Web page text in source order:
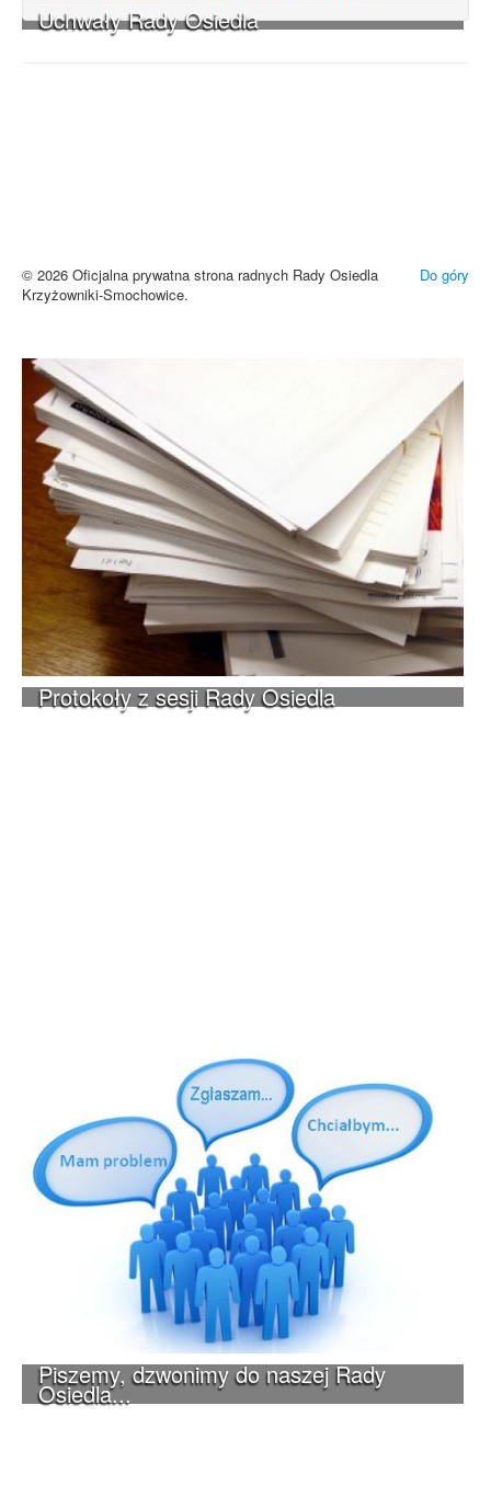
Uchwały Rady Osiedla
Protokoły z sesji Rady Osiedla
Piszemy, dzwonimy do naszej Rady
Osiedla...
Do góry
© 2026 Oficjalna prywatna strona radnych Rady Osiedla
Krzyżowniki-Smochowice.